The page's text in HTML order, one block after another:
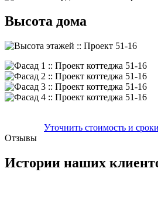
Высота дома
Уточнить стоимость и
Отзывы
Истории наших